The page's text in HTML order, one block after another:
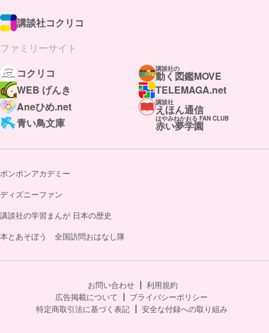
講談社コクリコ
ファミリーサイト
コクリコ
講談社の
動く図鑑MOVE
WEB げんき
TELEMAGA.net
Aneひめ.net
講談社
えほん通信
青い鳥文庫
はやみねかおる FAN CLUB
赤い夢学園
ボンボンアカデミー
ディズニーファン
講談社の学習まんが 日本の歴史
本とあそぼう 全国訪問おはなし隊
お問い合わせ
利用規約
広告掲載について
プライバシーポリシー
特定商取引法に基づく表記
安全な付録への取り組み